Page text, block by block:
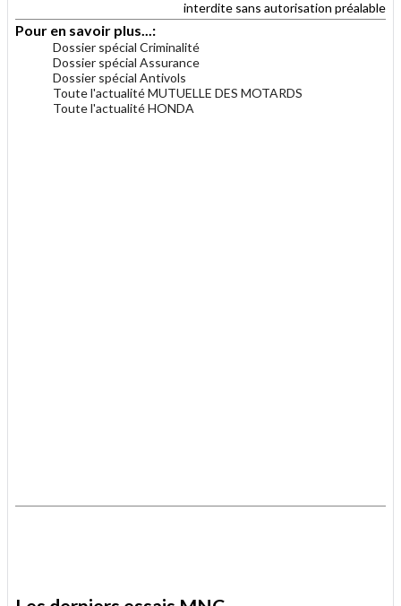
interdite sans autorisation préalable
Pour en savoir plus...:
Dossier spécial Criminalité
Dossier spécial Assurance
Dossier spécial Antivols
Toute l'actualité MUTUELLE DES MOTARDS
Toute l'actualité HONDA